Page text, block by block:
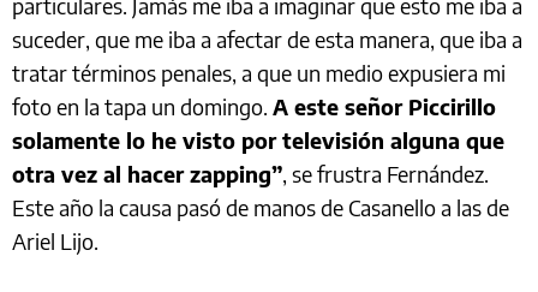
suceder, que me iba a afectar de esta manera, que iba a
tratar términos penales, a que un medio expusiera mi
foto en la tapa un domingo. A este señor Piccirillo
solamente lo he visto por televisión alguna que
otra vez al hacer zapping”, se frustra Fernández.
Este año la causa pasó de manos de Casanello a las de
Ariel Lijo.